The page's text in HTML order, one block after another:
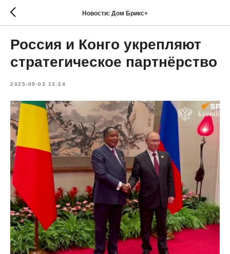
Новости: Дом Брикс+
Россия и Конго укрепляют
стратегическое партнёрство
2025-09-03 13:24